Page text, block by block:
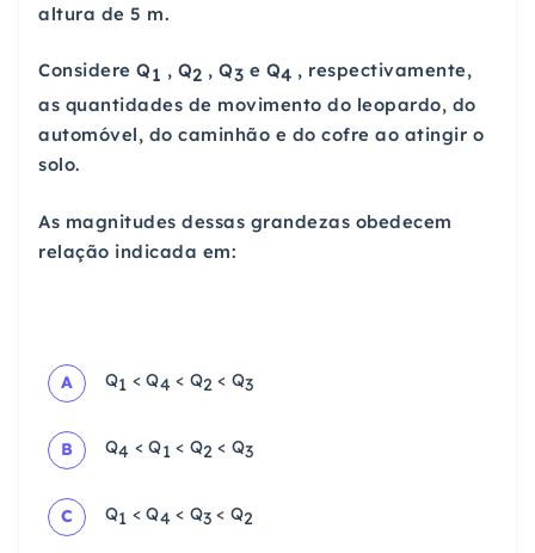
altura de 5 m.
Considere Q1 , Q2 , Q3 e Q4 , respectivamente,
as quantidades de movimento do leopardo, do
automóvel, do caminhão e do cofre ao atingir o
solo.
As magnitudes dessas grandezas obedecem
relação indicada em:
A Q1 < Q4 < Q2 < Q3
B Q4 < Q1 < Q2 < Q3
C Q1 < Q4 < Q3 < Q2